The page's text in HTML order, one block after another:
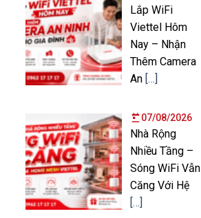
Lắp WiFi
Viettel Hôm
Nay – Nhận
Thêm Camera
An […]
07/08/2026
Nhà Rộng
Nhiều Tầng –
Sóng WiFi Vẫn
Căng Với Hệ
[…]